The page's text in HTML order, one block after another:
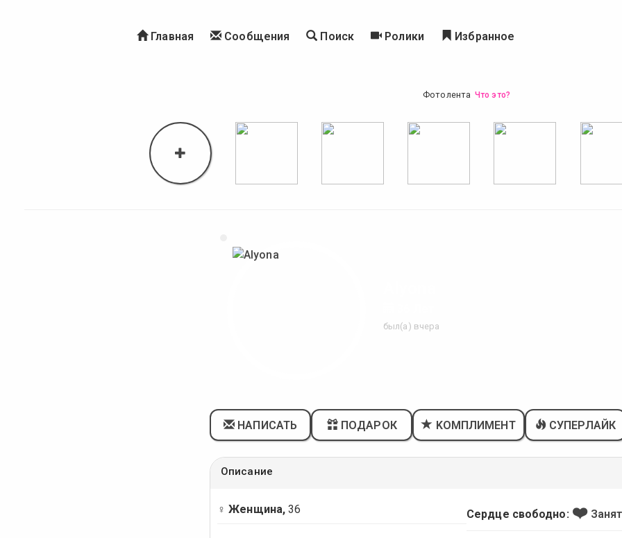
Главная Сообщения Поиск Ролики Избранное
Фотолента Что это?
был(а) вчера
НАПИСАТЬ ПОДАРОК KОМПЛИМЕНТ СУПЕРЛАЙК
Описание
♀ Женщина, 36 Сердце свободно: ❤️